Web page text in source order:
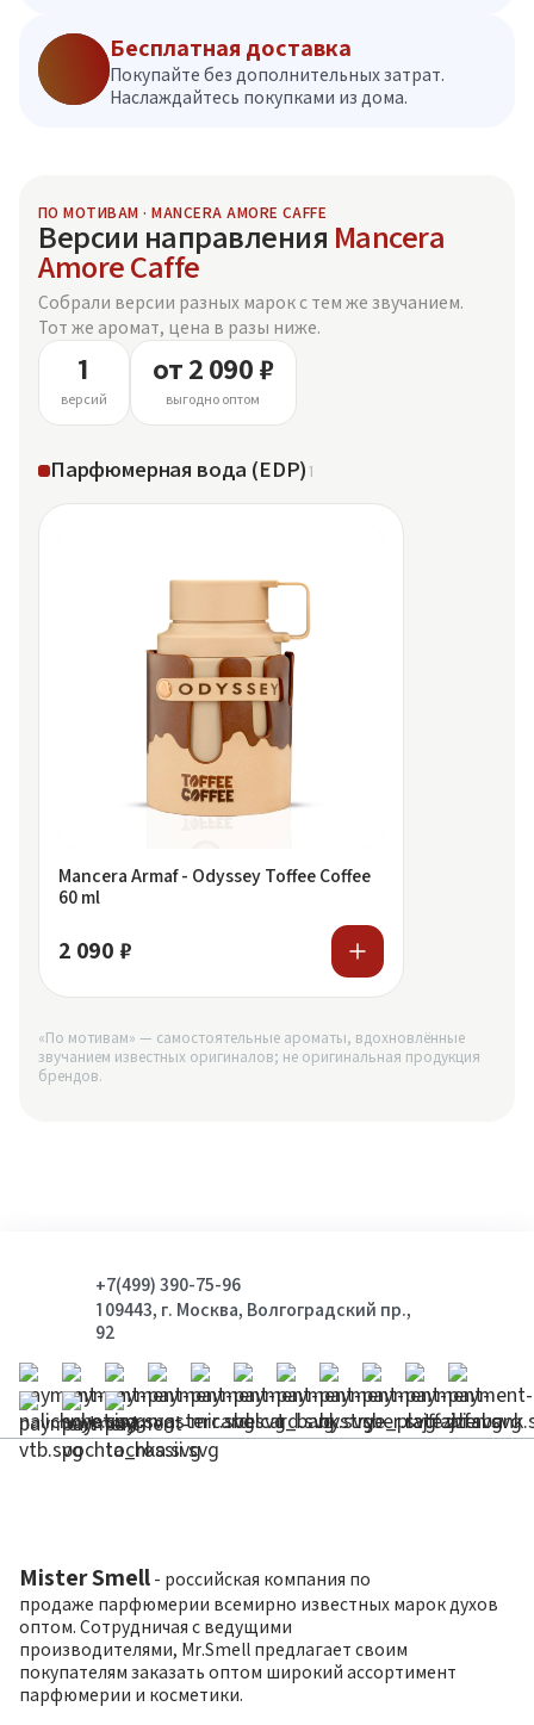
Бесплатная доставка
Покупайте без дополнительных затрат.
Наслаждайтесь покупками из дома.
ПО МОТИВАМ · MANCERA AMORE CAFFE
Версии направления Mancera
Amore Caffe
Собрали версии разных марок с тем же звучанием.
Тот же аромат, цена в разы ниже.
1
версий
от 2 090 ₽
выгодно оптом
Парфюмерная вода (EDP)1
Mancera Armaf - Odyssey Toffee Coffee
60 ml
2 090 ₽
«По мотивам» — самостоятельные ароматы, вдохновлённые
звучанием известных оригиналов; не оригинальная продукция
брендов.
+7(499) 390-75-96
109443, г. Москва, Волгоградский пр.,
92
Mister Smell - российская компания по
продаже парфюмерии всемирно известных марок духов
оптом. Сотрудничая с ведущими
производителями, Mr.Smell предлагает своим
покупателям заказать оптом широкий ассортимент
парфюмерии и косметики.